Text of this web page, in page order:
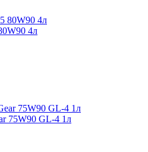
4л
75W90 GL-4 1л